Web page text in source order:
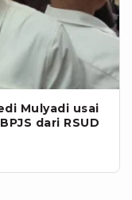
Mulyadi usai
dari RSUD